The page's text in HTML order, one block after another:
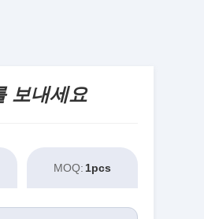
보내세요
MOQ: 1pcs